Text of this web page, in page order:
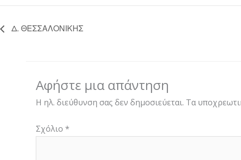
Δ. ΘΕΣΣΑΛΟΝΙΚΗΣ
Αφήστε μια απάντηση
Η ηλ. διεύθυνση σας δεν δημοσιεύεται. Τα
Σχόλιο *